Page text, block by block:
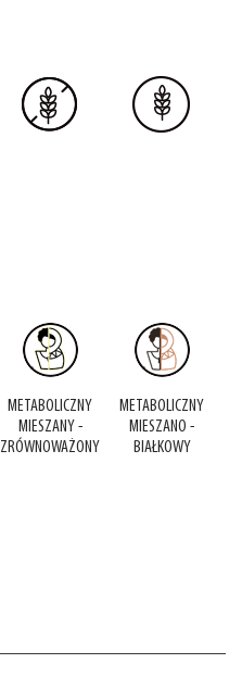
METABOLICZNY
MIESZANY -
ZRÓWNOWAŻONY
METABOLICZNY
MIESZANO -
BIAŁKOWY